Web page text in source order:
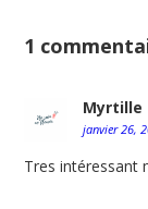
1
Myrtille
janvier 26,
Tres intéressant